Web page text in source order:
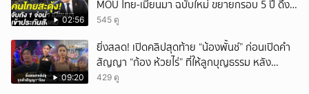
02:56
MOU ไทย-เมียนมา ฉบับใหม่ ขยายกรอบ 5 ปี ดึง
แรงงานเข้าระบบ
545 ดู
09:20
ยิ่งสลด! เปิดคลิปสุดท้าย “น้องพั้นช์” ก่อนเปิดคำ
สัญญา “ก้อง ห้วยไร่” ที่ให้ลูกบุญธรรม หลัง
ลาโลก!
429 ดู